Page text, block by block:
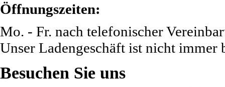
Öffnungszeiten:
Mo. - Fr. nach telefonischer
Unser Ladengeschäft ist nicht immer
Besuchen Sie uns